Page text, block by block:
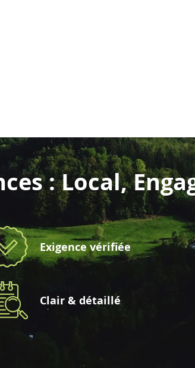
: Local,
Exigence vérifiée
Clair & détaillé